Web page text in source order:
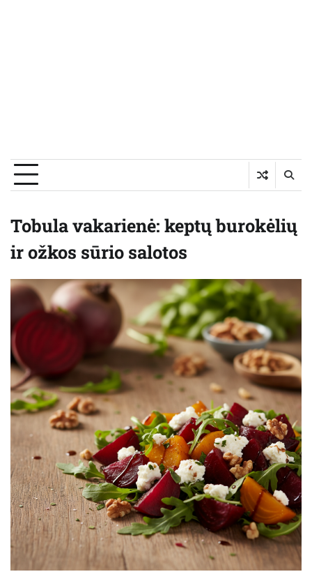
Tobula vakarienė: keptų burokėlių
ir ožkos sūrio salotos